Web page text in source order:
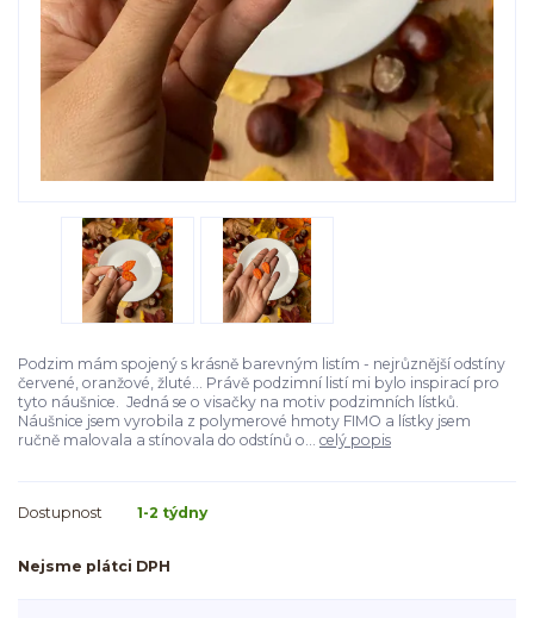
Podzim mám spojený s krásně barevným listím - nejrůznější odstíny
červené, oranžové, žluté... Právě podzimní listí mi bylo inspirací pro
tyto náušnice. Jedná se o visačky na motiv podzimních lístků.
Náušnice jsem vyrobila z polymerové hmoty FIMO a lístky jsem
ručně malovala a stínovala do odstínů o... celý popis
Dostupnost 1-2 týdny
Nejsme plátci DPH